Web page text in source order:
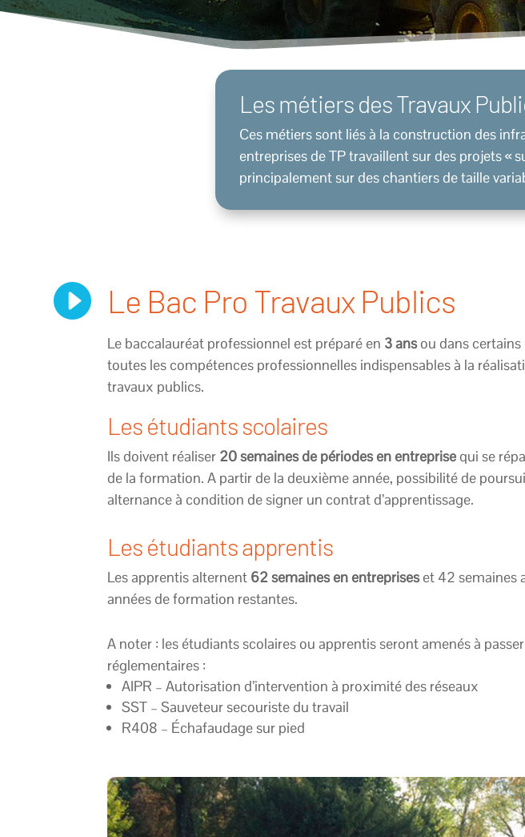
Les métiers des Travaux
Ces métiers sont liés à la construction des
entreprises de TP travaillent sur des projets «
principalement sur des chantiers de taille
Le Bac Pro Travaux Publics

Le baccalauréat professionnel est préparé en 3 ansou dans certains
toutes les compétences professionnelles indispensables à la
travaux publics.
Les étudiants scolaires
Ils doivent réaliser 20 semaines de périodes en entreprisequi se
de la formation. A partir de la deuxième année, possibilité de
alternance à condition de signer un contrat d’apprentissage.
Les étudiants apprentis
Les apprentis alternent 62 semaines en entrepriseset 42 semaines
années de formation restantes.
A noter : les étudiants scolaires ou apprentis seront amenés à
réglementaires :
AIPR – Autorisation d’intervention à proximité des réseaux
SST – Sauveteur secouriste du travail
R408 – Échafaudage sur pied